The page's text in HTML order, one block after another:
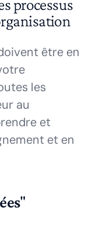
processus
être en
les
au
et
et en
"